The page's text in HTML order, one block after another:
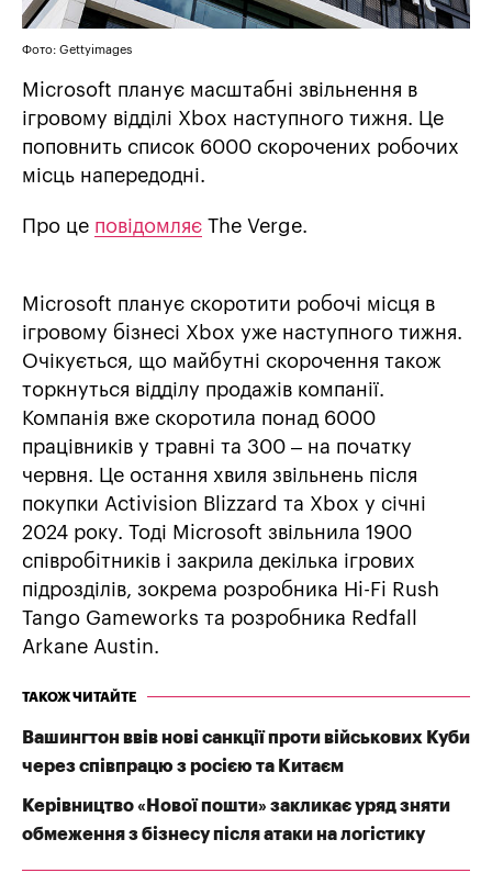
Фото: Gettyimages
Microsoft планує масштабні звільнення в
ігровому відділі Xbox наступного тижня. Це
поповнить список 6000 скорочених робочих
місць напередодні.
Про це повідомляє The Verge.
Microsoft планує скоротити робочі місця в
ігровому бізнесі Xbox уже наступного тижня.
Очікується, що майбутні скорочення також
торкнуться відділу продажів компанії.
Компанія вже скоротила понад 6000
працівників у травні та 300 – на початку
червня. Це остання хвиля звільнень після
покупки Activision Blizzard та Xbox у січні
2024 року. Тоді Microsoft звільнила 1900
співробітників і закрила декілька ігрових
підрозділів, зокрема розробника Hi-Fi Rush
Tango Gameworks та розробника Redfall
Arkane Austin.
ТАКОЖ ЧИТАЙТЕ
Вашингтон ввів нові санкції проти військових Куби
через співпрацю з росією та Китаєм
Керівництво «Нової пошти» закликає уряд зняти
обмеження з бізнесу після атаки на логістику